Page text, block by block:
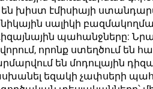
էմիսիայի
սալիկի
պահանջները:
որոնք ստեղծում
են մոդուլային
եզակի չափսերի